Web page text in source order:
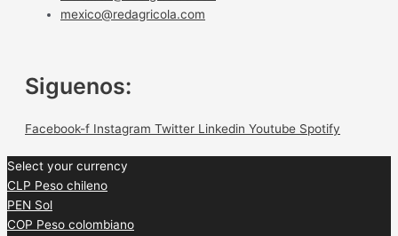
mexico@redagricola.com
Siguenos:
Facebook-f Instagram Twitter Linkedin Youtube Spotify
Select your currency
CLP Peso chileno
PEN Sol
COP Peso colombiano